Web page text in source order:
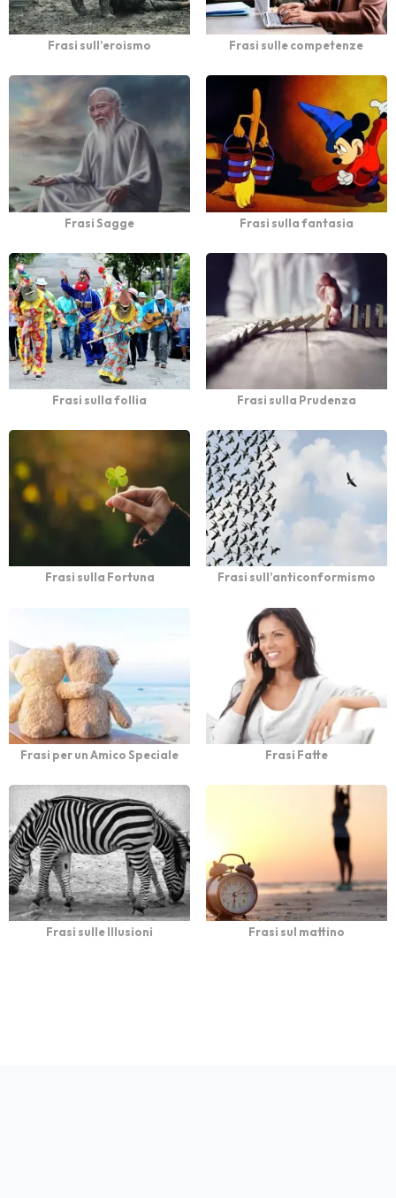
Frasi sull’eroismo Frasi sulle competenze
Frasi Sagge Frasi sulla fantasia
Frasi sulla follia Frasi sulla Prudenza
Frasi sulla Fortuna Frasi sull’anticonformismo
Frasi per un Amico Speciale Frasi Fatte
Frasi sulle Illusioni Frasi sul mattino